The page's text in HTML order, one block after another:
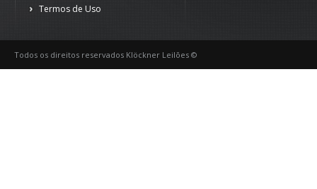
Termos de Uso
Todos os direitos reservados Klöckner Leilões ©